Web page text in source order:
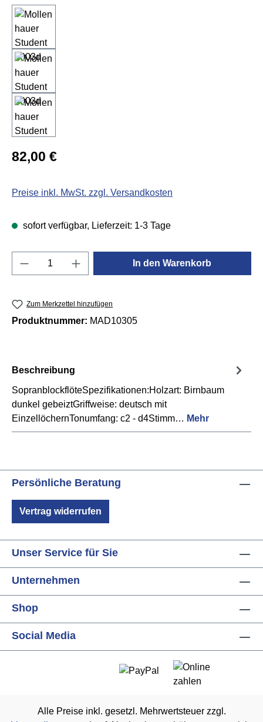
Regulärer Preis:
82,00 €
Preise inkl. MwSt. zzgl. Versandkosten
sofort verfügbar, Lieferzeit: 1-3 Tage
Produkt Anzahl: Gib den gewünschten
In den Warenkorb
Zum Merkzettel hinzufügen
Produktnummer: MAD10305
Beschreibung
SopranblockflöteSpezifikationen:Holzart: Birnbaum
dunkel gebeiztGriffweise: deutsch mit
EinzellöchernTonumfang: c2 - d4Stimm… Mehr
Persönliche Beratung
Vertrag widerrufen
Unser Service für Sie
Unternehmen
Shop
Social Media
Alle Preise inkl. gesetzl. Mehrwertsteuer zzgl.